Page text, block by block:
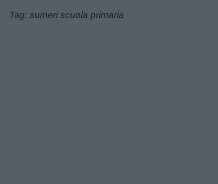
Tag: sumeri scuola primaria